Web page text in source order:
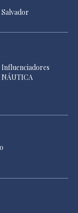
Salvador
Influenciadores
NÁUTICA